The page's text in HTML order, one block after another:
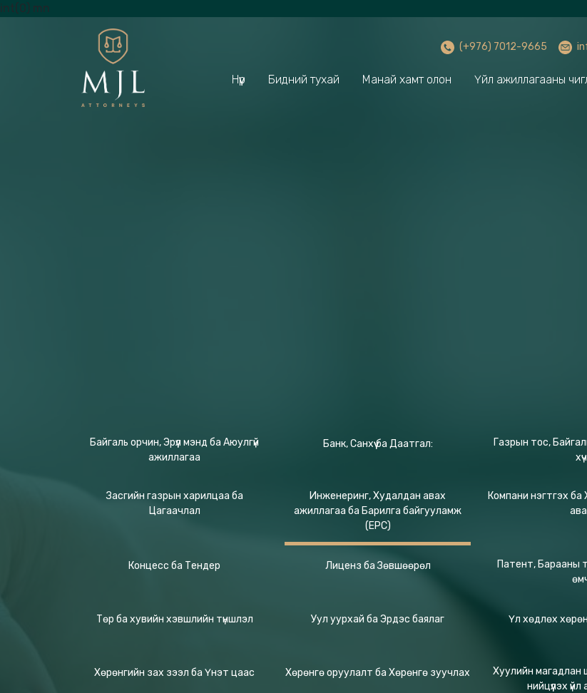
(+976) 7012-9665
Нүүр Бидний тухай Манай хамт олон Үйл ажиллагааны
int(0) mn
Байгаль орчин, Эрүүл мэнд ба Аюулгүй
ажиллагаа
Банк, Санхүү ба Даатгал:
Газрын тос,
хүч
Засгийн газрын харилцаа ба
Цагаачлал
Инженеринг, Худалдан авах
ажиллагаа ба Барилга байгууламж
(EPC)
Компани нэгтгэх
Концесс ба Тендер Лиценз ба Зөвшөөрөл
Патент, Барааны
Төр ба хувийн хэвшлийн түншлэл Уул уурхай ба Эрдэс баялаг Үл хөдлөх
Хөрөнгийн зах зээл ба Үнэт цаас Хөрөнгө оруулалт ба Хөрөнгө зуучлах
Хуулийн магадлан
нийцүүлэх